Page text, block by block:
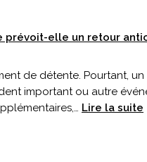
prévoit-elle un retour
de détente. Pourtant,
important ou autre
Lire la suite